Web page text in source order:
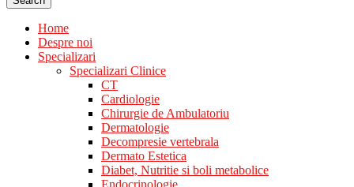
Home
Despre noi
Specializari
Specializari Clinice
CT
Cardiologie
Chirurgie de Ambulatoriu
Dermatologie
Decompresie vertebrala
Dermato Estetica
Diabet, Nutritie si boli metabolice
Endocrinologie